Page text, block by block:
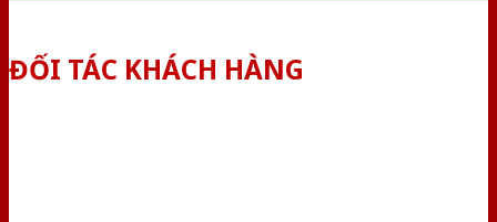
ĐỐI TÁC KHÁCH HÀNG